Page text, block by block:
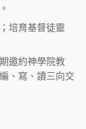
培育基督徒靈
邀約神學院教
、寫、讀三向交